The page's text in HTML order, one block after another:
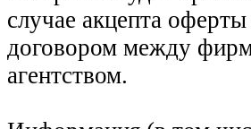
случае акцепта
договором между
агентством.